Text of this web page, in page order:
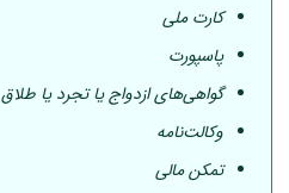
کارت ملی
پاسپورت
گواهی‌های ازدواج یا تجرد یا طلاق
وکالت‌نامه
تمکن مالی